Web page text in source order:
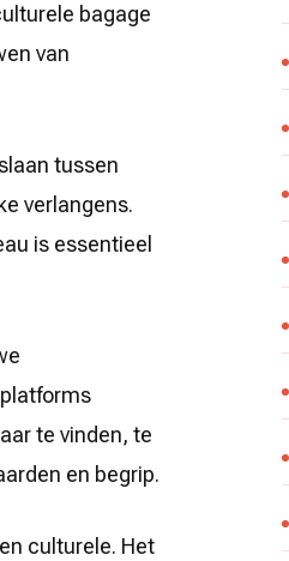
bagage
van
tussen
verlangens.
is essentieel
te vinden, te
en begrip.
culturele. Het